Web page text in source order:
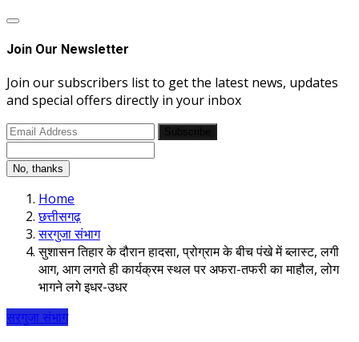
Join Our Newsletter
Join our subscribers list to get the latest news, updates
and special offers directly in your inbox
No, thanks
Home
छत्तीसगढ़
सरगुजा संभाग
सुशासन तिहार के दौरान हादसा, प्रोग्राम के बीच पंखे में ब्लास्ट, लगी
आग, आग लगते ही कार्यक्रम स्थल पर अफरा-तफरी का माहौल, लोग
भागने लगे इधर-उधर
सरगुजा संभाग